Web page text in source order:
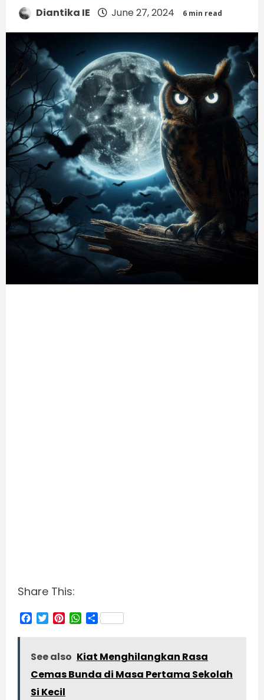
Diantika IE June 27, 2024 6 min read
Share This:
Facebook
TwitterPinterestWhatsApp
Share
See also Kiat Menghilangkan Rasa
Cemas Bunda di Masa Pertama Sekolah
Si Kecil